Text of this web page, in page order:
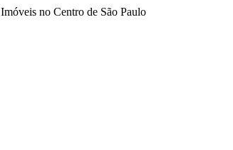
Imóveis no Centro de São Paulo